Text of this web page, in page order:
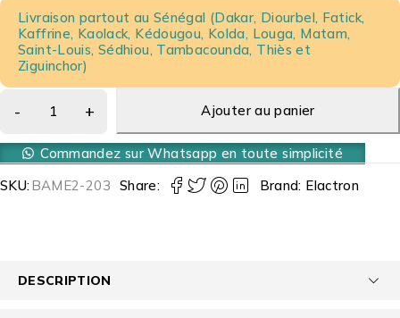
Livraison partout au Sénégal (Dakar, Diourbel, Fatick,
Kaffrine, Kaolack, Kédougou, Kolda, Louga, Matam,
Saint-Louis, Sédhiou, Tambacounda, Thiès et
Ziguinchor)
Ajouter au panier
Commandez sur Whatsapp en toute simplicité
SKU:BAME2-203 Share: Brand: Elactron
DESCRIPTION